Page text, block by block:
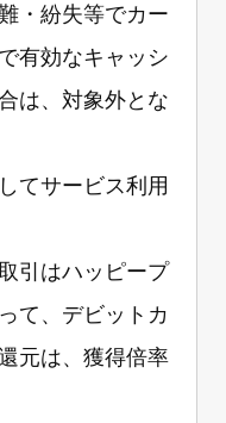
・紛失等でカー
有効なキャッシ
は、対象外とな
てサービス利用
引はハッピープ
て、デビットカ
元は、獲得倍率